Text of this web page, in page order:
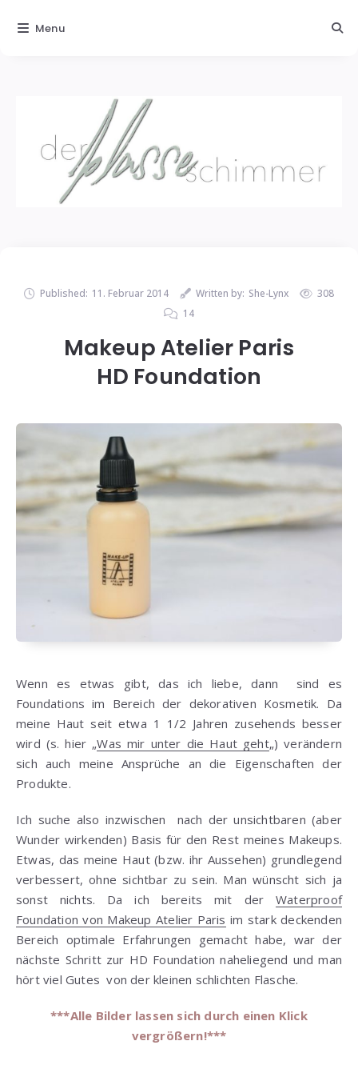
Published: 11. Februar 2014 Written by: She-Lynx
308
14
Makeup Atelier Paris
HD Foundation
Wenn es etwas gibt, das ich liebe, dann sind es
Foundations im Bereich der dekorativen Kosmetik. Da
meine Haut seit etwa 1 1/2 Jahren zusehends besser
wird (s. hier „Was mir unter die Haut geht„) verändern
sich auch meine Ansprüche an die Eigenschaften der
Produkte.
Ich suche also inzwischen nach der unsichtbaren (aber
Wunder wirkenden) Basis für den Rest meines Makeups.
Etwas, das meine Haut (bzw. ihr Aussehen) grundlegend
verbessert, ohne sichtbar zu sein. Man wünscht sich ja
sonst nichts. Da ich bereits mit der Waterproof
Foundation von Makeup Atelier Paris im stark deckenden
Bereich optimale Erfahrungen gemacht habe, war der
nächste Schritt zur HD Foundation naheliegend und man
hört viel Gutes von der kleinen schlichten Flasche.
***Alle Bilder lassen sich durch einen Klick
vergrößern!***
Menu